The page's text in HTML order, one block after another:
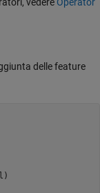
delle feature